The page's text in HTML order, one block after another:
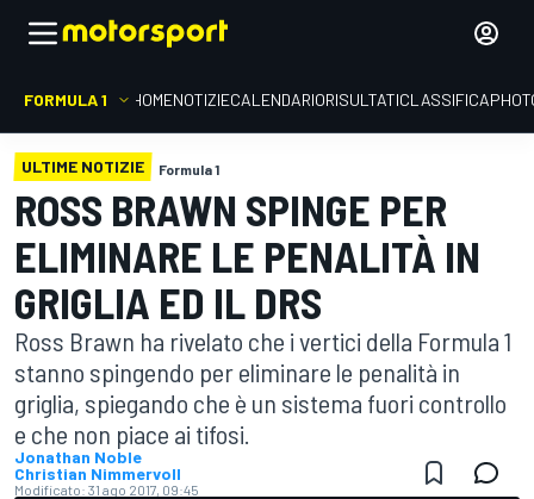
FORMULA 1 HOMENOTIZIECALENDARIORISULTATICLASSIFICA
ULTIME NOTIZIE Formula 1
ROSS BRAWN SPINGE PER
ELIMINARE LE PENALITÀ IN
GRIGLIA ED IL DRS
Ross Brawn ha rivelato che i vertici della Formula 1
stanno spingendo per eliminare le penalità in
griglia, spiegando che è un sistema fuori controllo
e che non piace ai tifosi.
Jonathan Noble
Christian Nimmervoll
Modificato: 31 ago 2017, 09:45